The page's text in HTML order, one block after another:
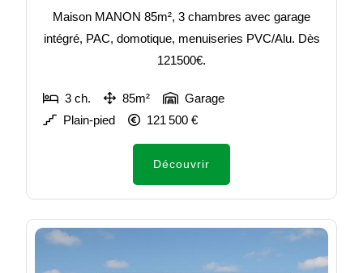
Maison MANON 85m², 3 chambres avec garage
intégré, PAC, domotique, menuiseries PVC/Alu. Dès
121500€.
3 ch. 85m²
Garage
Plain-pied
121 500 €
Découvrir